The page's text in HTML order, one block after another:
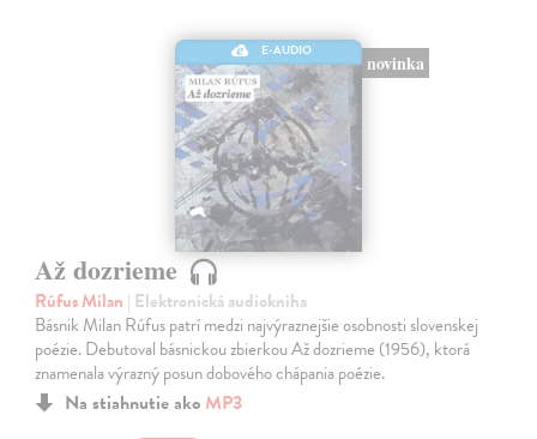
E-AUDIO
novinka
Až dozrieme
Rúfus Milan | Elektronická audiokniha
Básnik Milan Rúfus patrí medzi najvýraznejšie osobnosti slovenskej
poézie. Debutoval básnickou zbierkou Až dozrieme (1956), ktorá
znamenala výrazný posun dobového chápania poézie.
Na stiahnutie ako MP3